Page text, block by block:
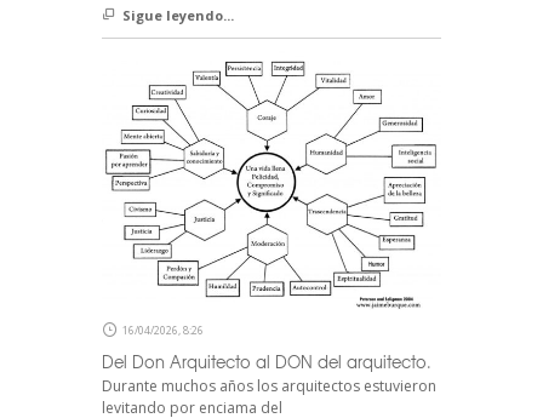
Sigue leyendo...
16/04/2026, 8:26
Del Don Arquitecto al DON del arquitecto.
Durante muchos años los arquitectos estuvieron
levitando por enciama del